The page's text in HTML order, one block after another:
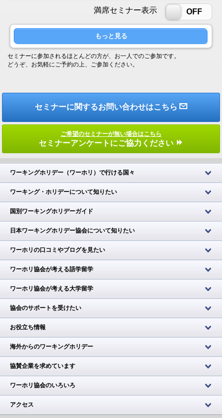
満席セミナー表示ON OFF
もっと見る
セミナーに参加されるほとんどの方が、お一人でのご参加です。
どうぞ、お気軽にご予約の上、ご参加ください。
セミナーに関するお問い合わせはこちら
ご希望のセミナーが無い場合はこちら
セミナーアンケートにご協力ください
ワーキングホリデー（ワーホリ）で行ける国々
ワーキング・ホリデーについて知りたい
国別ワーキングホリデーガイド
日本ワーキングホリデー協会について知りたい
ワーホリの口コミやブログを見たい
ワーホリ協会が考える語学留学
ワーホリ協会が考える大学留学
協会のサポートを受けたい
お役立ち情報
海外からのワーキングホリデー
協賛企業を求めています
ワーホリ協会のいろいろ
アクセス